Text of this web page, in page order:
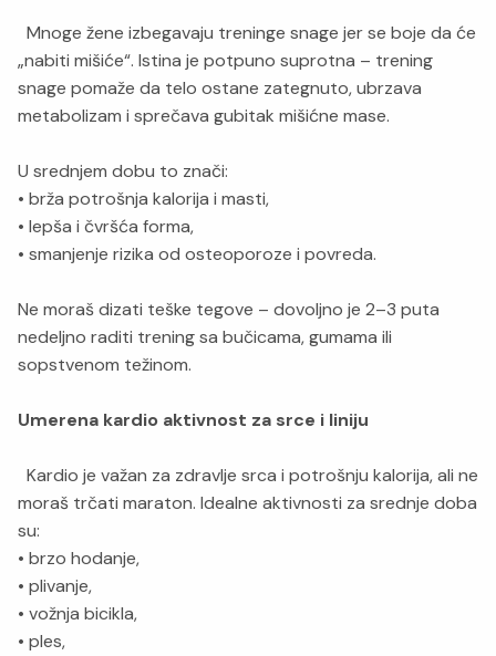
Mnoge žene izbegavaju treninge snage jer se boje da će
„nabiti mišiće“. Istina je potpuno suprotna – trening
snage pomaže da telo ostane zategnuto, ubrzava
metabolizam i sprečava gubitak mišićne mase.
U srednjem dobu to znači:
• brža potrošnja kalorija i masti,
• lepša i čvršća forma,
• smanjenje rizika od osteoporoze i povreda.
Ne moraš dizati teške tegove – dovoljno je 2–3 puta
nedeljno raditi trening sa bučicama, gumama ili
sopstvenom težinom.
Umerena kardio aktivnost za srce i liniju
Kardio je važan za zdravlje srca i potrošnju kalorija, ali ne
moraš trčati maraton. Idealne aktivnosti za srednje doba
su:
• brzo hodanje,
• plivanje,
• vožnja bicikla,
• ples,